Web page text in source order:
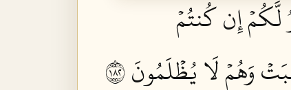
لَّكُمۡ إِن كُنتُمۡ
وَهُمۡ لَا يُظۡلَمُونَ ٢٨١